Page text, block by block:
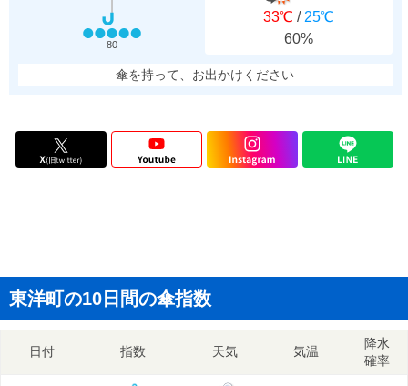
80
33℃ / 25℃
60%
傘を持って、お出かけください
東洋町の10日間の傘指数
日付 指数 天気 気温
降水
確率